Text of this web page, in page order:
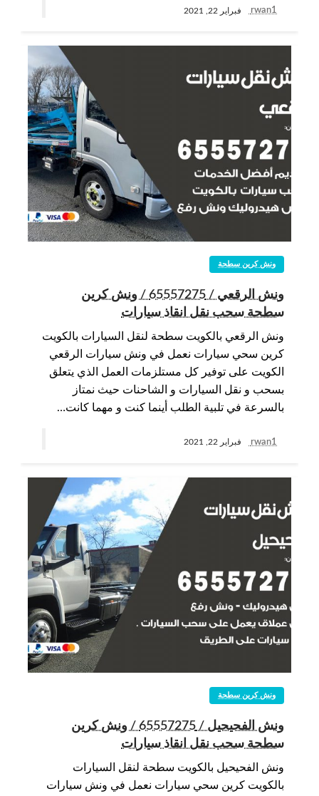
rwan1 فبراير 22, 2021
ونش كرين سطحة
ونش الرقعي / 65557275 / ونش كرين
سطحة سحب نقل انقاذ سيارات
ونش الرقعي بالكويت سطحة لنقل السيارات بالكويت
كرين سحي سيارات نعمل في ونش سيارات الرقعي
الكويت على توفير كل مستلزمات العمل الذي يتعلق
بسحب و نقل السيارات و الشاحنات حيث نمتاز
بالسرعة في تلبية الطلب أينما كنت و مهما كانت…
rwan1 فبراير 22, 2021
ونش كرين سطحة
ونش الفحيحيل / 65557275 / ونش كرين
سطحة سحب نقل انقاذ سيارات
ونش الفحيحيل بالكويت سطحة لنقل السيارات
بالكويت كرين سحي سيارات نعمل في ونش سيارات